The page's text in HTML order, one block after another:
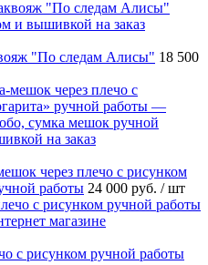
"По следам Алисы" 18 500
через плечо с рисунком
работы 24 000 руб. / шт
с рисунком ручной работы